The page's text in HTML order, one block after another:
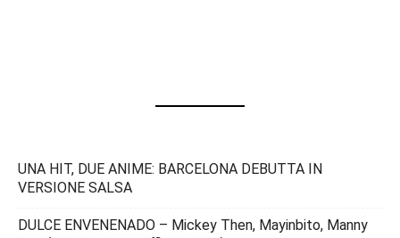
UNA HIT, DUE ANIME: BARCELONA DEBUTTA IN
VERSIONE SALSA
DULCE ENVENENADO – Mickey Then, Mayinbito, Manny